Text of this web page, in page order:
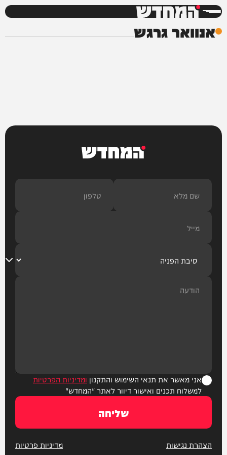
המחדש
אנוואר גרגש
המחדש
אני מאשר את תנאי השימוש והתקנון ומדיניות הפרטיות
למשלוח תכנים ואישור דיוור לאתר "המחדש"
שליחה
הצהרת נגישות מדיניות פרטיות